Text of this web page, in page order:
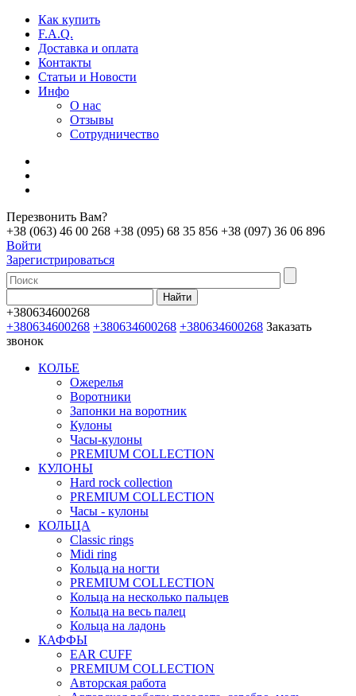
Как купить
F.A.Q.
Доставка и оплата
Контакты
Статьи и Новости
Инфо
О нас
Отзывы
Сотрудничество
Перезвонить Вам?
+38 (063) 46 00 268 +38 (095) 68 35 856 +38 (097) 36 06 896
Войти
Зарегистрироваться
+380634600268
+380634600268 +380634600268 +380634600268 Заказать
звонок
КОЛЬЕ
Ожерелья
Воротники
Запонки на воротник
Кулоны
Часы-кулоны
PREMIUM COLLECTION
КУЛОНЫ
Hard rock collection
PREMIUM COLLECTION
Часы - кулоны
КОЛЬЦА
Classic rings
Midi ring
Кольца на ногти
PREMIUM COLLECTION
Кольца на несколько пальцев
Кольца на весь палец
Кольца на ладонь
КАФФЫ
EAR CUFF
PREMIUM COLLECTION
Авторская работа